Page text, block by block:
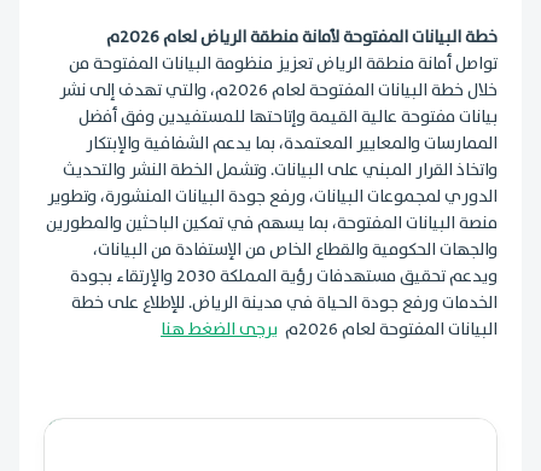
خطة البيانات المفتوحة لأمانة منطقة الرياض لعام 2026م
تواصل أمانة منطقة الرياض تعزيز منظومة البيانات المفتوحة من
خلال خطة البيانات المفتوحة لعام 2026م، والتي تهدف إلى نشر
بيانات مفتوحة عالية القيمة وإتاحتها للمستفيدين وفق أفضل
الممارسات والمعايير المعتمدة، بما يدعم الشفافية والإبتكار
واتخاذ القرار المبني على البيانات. وتشمل الخطة النشر والتحديث
الدوري لمجموعات البيانات، ورفع جودة البيانات المنشورة، وتطوير
منصة البيانات المفتوحة، بما يسهم في تمكين الباحثين والمطورين
والجهات الحكومية والقطاع الخاص من الإستفادة من البيانات،
ويدعم تحقيق مستهدفات رؤية المملكة 2030 والإرتقاء بجودة
الخدمات ورفع جودة الحياة في مدينة الرياض. للإطلاع على خطة
البيانات المفتوحة لعام 2026م
يرجى الضغط هنا